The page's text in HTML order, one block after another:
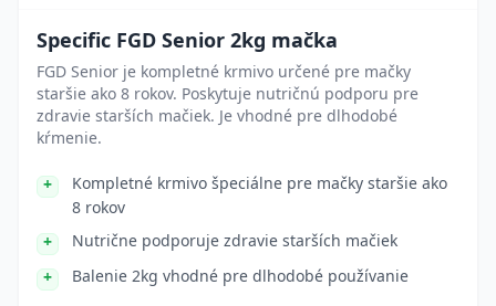
Specific FGD Senior 2kg mačka
FGD Senior je kompletné krmivo určené pre mačky
staršie ako 8 rokov. Poskytuje nutričnú podporu pre
zdravie starších mačiek. Je vhodné pre dlhodobé
kŕmenie.
Kompletné krmivo špeciálne pre mačky staršie ako
8 rokov
Nutrične podporuje zdravie starších mačiek
Balenie 2kg vhodné pre dlhodobé používanie